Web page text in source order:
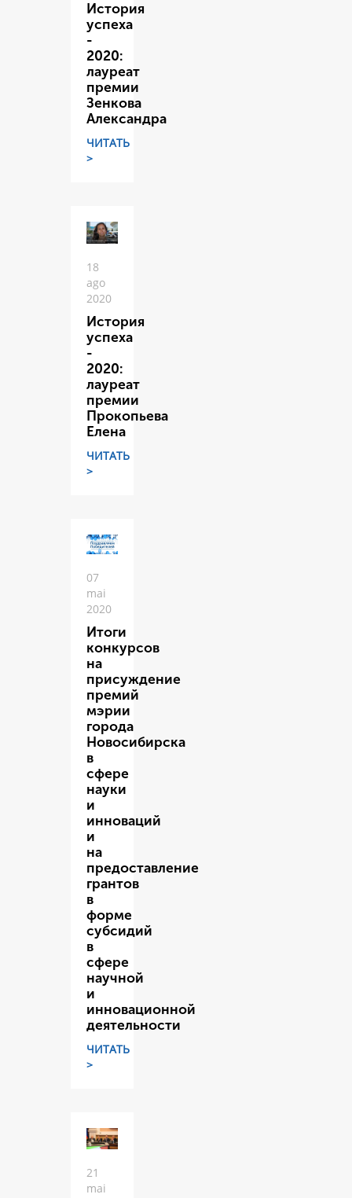
История
успеха
-
2020:
лауреат
премии
Зенкова
Александра
ЧИТАТЬ
>
18
ago
2020
История
успеха
-
2020:
лауреат
премии
Прокопьева
Елена
ЧИТАТЬ
>
07
mai
2020
Итоги
конкурсов
на
присуждение
премий
мэрии
города
Новосибирска
в
сфере
науки
и
инноваций
и
на
предоставление
грантов
в
форме
субсидий
в
сфере
научной
и
инновационной
деятельности
ЧИТАТЬ
>
21
mai